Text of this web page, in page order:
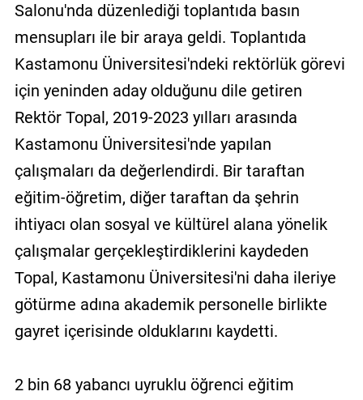
Salonu'nda düzenlediği toplantıda basın
mensupları ile bir araya geldi. Toplantıda
Kastamonu Üniversitesi'ndeki rektörlük görevi
için yeninden aday olduğunu dile getiren
Rektör Topal, 2019-2023 yılları arasında
Kastamonu Üniversitesi'nde yapılan
çalışmaları da değerlendirdi. Bir taraftan
eğitim-öğretim, diğer taraftan da şehrin
ihtiyacı olan sosyal ve kültürel alana yönelik
çalışmalar gerçekleştirdiklerini kaydeden
Topal, Kastamonu Üniversitesi'ni daha ileriye
götürme adına akademik personelle birlikte
gayret içerisinde olduklarını kaydetti.
2 bin 68 yabancı uyruklu öğrenci eğitim